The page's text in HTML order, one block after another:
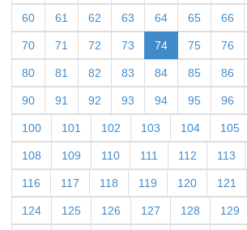
60 61 62 63 64 65 66
70 71 72 73 74 75 76
80 81 82 83 84 85 86
90 91 92 93 94 95 96
100 101 102 103 104 105
108 109 110 111 112 113
116 117 118 119 120 121
124 125 126 127 128 129